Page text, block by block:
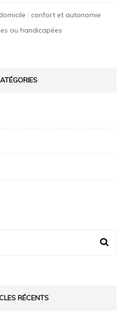
: confort et autonomie
ou handicapées
RÉCENTS